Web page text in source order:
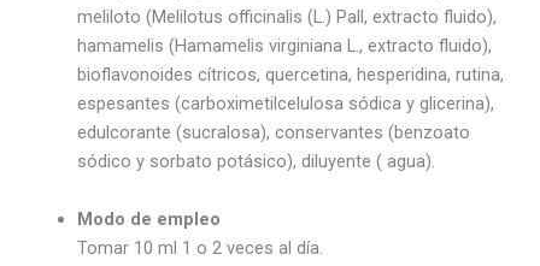
meliloto (Melilotus officinalis (L.) Pall, extracto fluido),
hamamelis (Hamamelis virginiana L., extracto fluido),
bioflavonoides cítricos, quercetina, hesperidina, rutina,
espesantes (carboximetilcelulosa sódica y glicerina),
edulcorante (sucralosa), conservantes (benzoato
sódico y sorbato potásico), diluyente ( agua).
Modo de empleo
Tomar 10 ml 1 o 2 veces al día.